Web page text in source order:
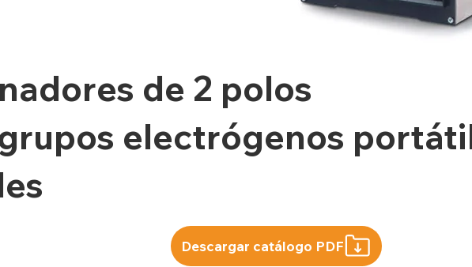
de 2 polos
electrógenos
Descargar catálogo PDF